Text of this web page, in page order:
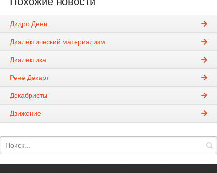
Дидро Дени
Диалектический материализм
Диалектика
Рене Декарт
Декабристы
Движение